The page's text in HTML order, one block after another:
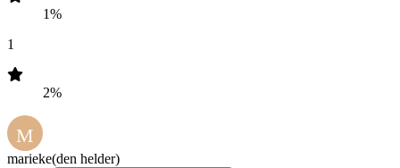
1%
1
2%
M
marieke(den helder)